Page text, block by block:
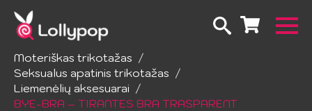
Pradžia
Apatinis trikotažas
Moteriškas trikotažas
Seksualus apatinis trikotažas
Liemenėlių aksesuarai
BYE-BRA – TIRANTES BRA TRASPARENT